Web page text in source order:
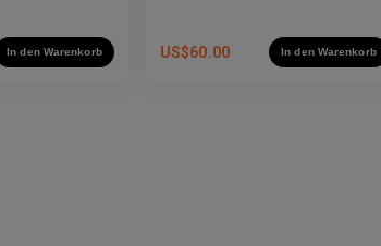
In den Warenkorb US$60.00 In den Warenkorb